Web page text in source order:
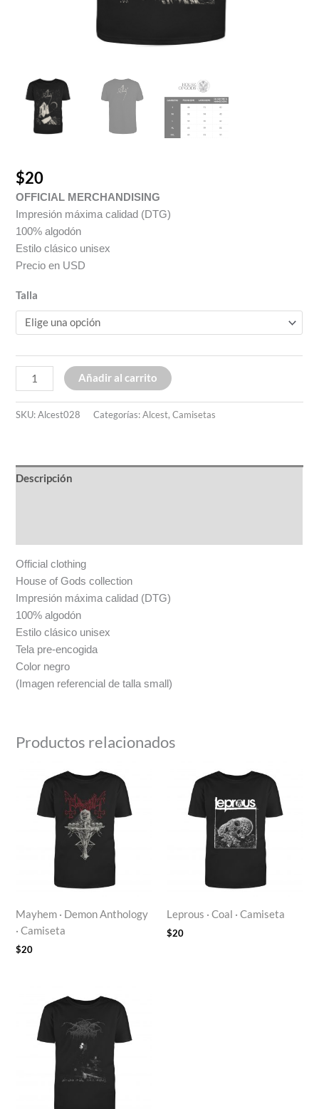
$20
OFFICIAL MERCHANDISING
Impresión máxima calidad (DTG)
100% algodón
Estilo clásico unisex
Precio en USD
Talla
Añadir al carrito
SKU:Alcest028 Categorías:Alcest,Camisetas
Descripción
Official clothing
House of Gods collection
Impresión máxima calidad (DTG)
100% algodón
Estilo clásico unisex
Tela pre-encogida
Color negro
(Imagen referencial de talla small)
Productos relacionados
Mayhem · Demon Anthology
· Camiseta
$20
Leprous · Coal · Camiseta
$20